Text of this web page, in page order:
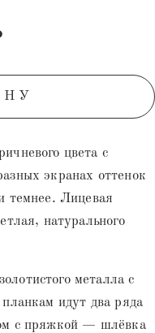
цена
цвета с
экранах оттенок
темнее. Лицевая
натурального
металла с
идут два ряда
с пряжкой — шлёвка